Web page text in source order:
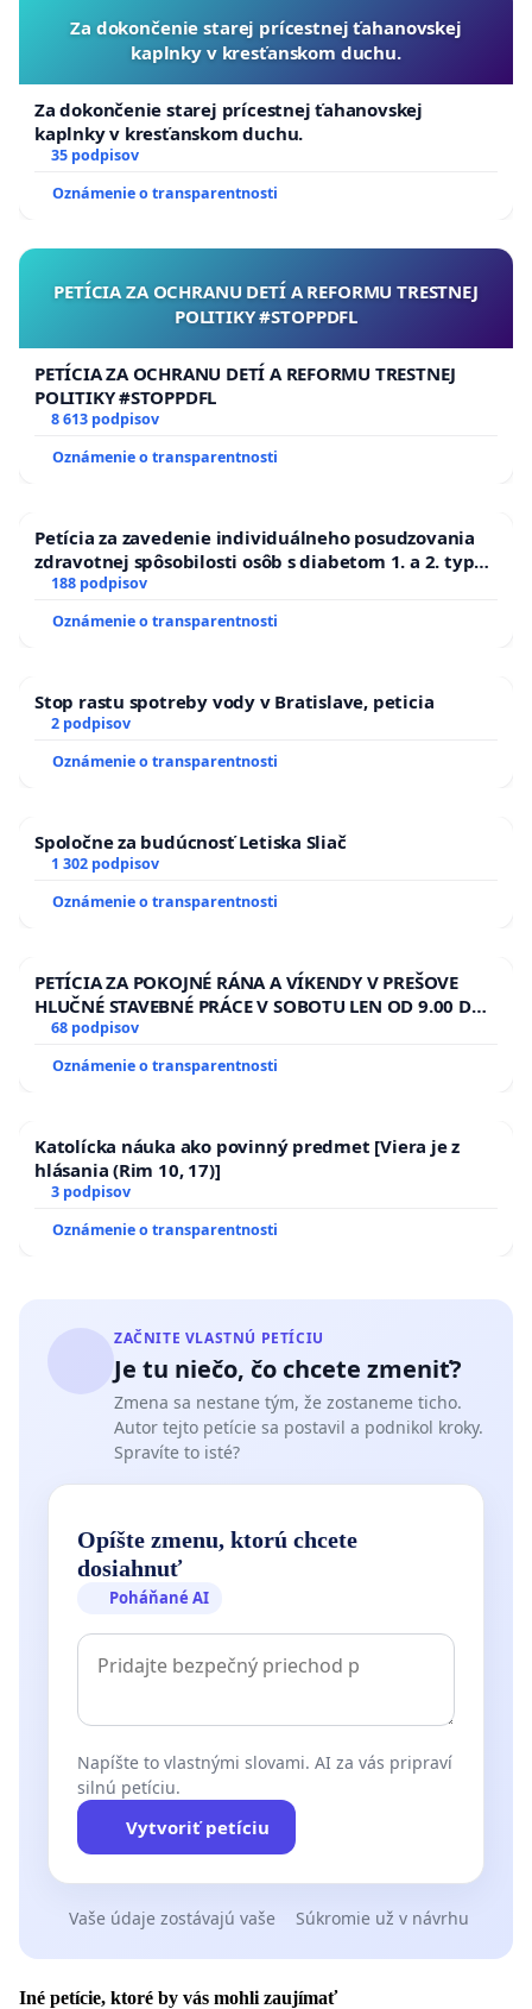
Za dokončenie starej prícestnej ťahanovskej
kaplnky v kresťanskom duchu.
Za dokončenie starej prícestnej ťahanovskej
kaplnky v kresťanskom duchu.
35 podpisov
Oznámenie o transparentnosti
PETÍCIA ZA OCHRANU DETÍ A REFORMU TRESTNEJ
POLITIKY #STOPPDFL
PETÍCIA ZA OCHRANU DETÍ A REFORMU TRESTNEJ
POLITIKY #STOPPDFL
8 613 podpisov
Oznámenie o transparentnosti
Petícia za zavedenie individuálneho posudzovania
zdravotnej spôsobilosti osôb s diabetom 1. a 2. typu
pri prijímaní do Policajného zboru SR
188 podpisov
Oznámenie o transparentnosti
Stop rastu spotreby vody v Bratislave, peticia
2 podpisov
Oznámenie o transparentnosti
Spoločne za budúcnosť Letiska Sliač
1 302 podpisov
Oznámenie o transparentnosti
PETÍCIA ZA POKOJNÉ RÁNA A VÍKENDY V PREŠOVE
HLUČNÉ STAVEBNÉ PRÁCE V SOBOTU LEN OD 9.00 DO
13.00 HOD., CEZ PRACOVNÝ TÝŽDEŇ CIEĽ 8.00 – 18.00
HOD. A PRAVIDELNÁ KONTROLA STAVBY C-AREA NA
ĎUMBIERSKEJ/MAGU
68 podpisov
Oznámenie o transparentnosti
Katolícka náuka ako povinný predmet [Viera je z
hlásania (Rim 10, 17)]
3 podpisov
Oznámenie o transparentnosti
ZAČNITE VLASTNÚ PETÍCIU
Je tu niečo, čo chcete zmeniť?
Zmena sa nestane tým, že zostaneme ticho.
Autor tejto petície sa postavil a podnikol kroky.
Spravíte to isté?
Opíšte zmenu, ktorú chcete
dosiahnuť
Poháňané AI
Napíšte to vlastnými slovami. AI za vás pripraví
silnú petíciu.
Vytvoriť petíciu
Vaše údaje zostávajú vaše Súkromie už v návrhu
Iné petície, ktoré by vás mohli zaujímať